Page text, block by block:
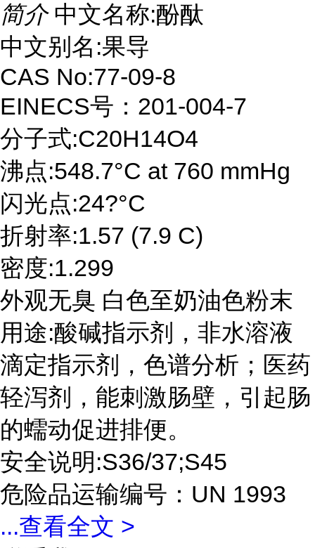
简介 中文名称:酚酞
中文别名:果导
CAS No:77-09-8
EINECS号：201-004-7
分子式:C20H14O4
沸点:548.7°C at 760 mmHg
闪光点:24?°C
折射率:1.57 (7.9 C)
密度:1.299
外观无臭 白色至奶油色粉末
用途:酸碱指示剂，非水溶液
滴定指示剂，色谱分析；医药
轻泻剂，能刺激肠壁，引起肠
的蠕动促进排便。
安全说明:S36/37;S45
危险品运输编号：UN 1993
...查看全文 >